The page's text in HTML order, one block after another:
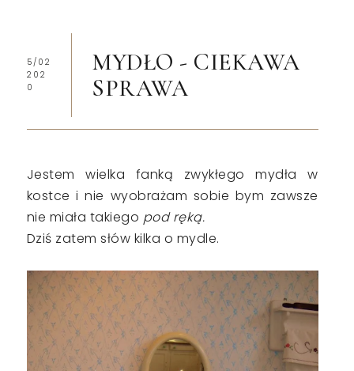
5/02
202
0
MYDŁO - CIEKAWA
SPRAWA
Jestem wielka fanką zwykłego mydła w
kostce i nie wyobrażam sobie bym zawsze
nie miała takiego pod ręką.
Dziś zatem słów kilka o mydle.